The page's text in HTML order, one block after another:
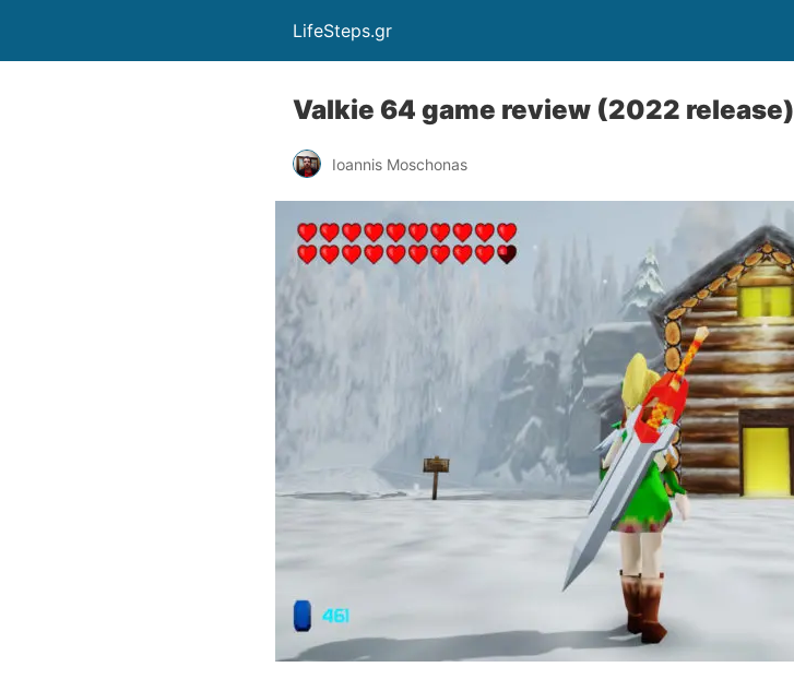
LifeSteps.gr
Valkie 64 game review (2022 release)
Ioannis Moschonas